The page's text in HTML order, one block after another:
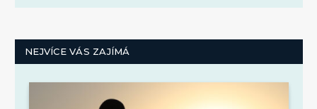
NEJVÍCE VÁS ZAJÍMÁ